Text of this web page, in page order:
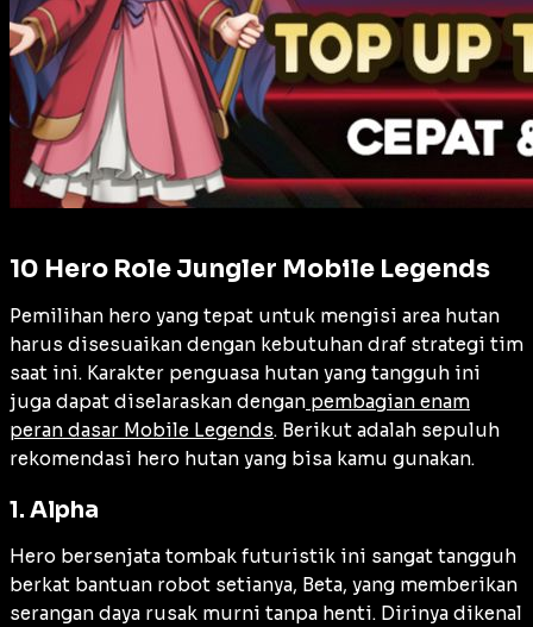
10 Hero Role Jungler Mobile Legends
Pemilihan hero yang tepat untuk mengisi area hutan
harus disesuaikan dengan kebutuhan draf strategi tim
saat ini. Karakter penguasa hutan yang tangguh ini
juga dapat diselaraskan dengan pembagian enam
peran dasar Mobile Legends. Berikut adalah sepuluh
rekomendasi hero hutan yang bisa kamu gunakan.
1. Alpha
Hero bersenjata tombak futuristik ini sangat tangguh
berkat bantuan robot setianya, Beta, yang memberikan
serangan daya rusak murni tanpa henti. Dirinya dikenal